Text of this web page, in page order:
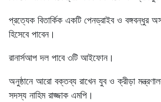
প্রত্যেক বিতা‌র্কিক এক‌টি পেনড্রাইব ও বঙ্গবন্ধুর
হিসেবে পাবেন।
রানার্সআপ দল পাবে ৩টি আইফোন।
অনুষ্ঠানে আরো বক্তব্য রাখেন যুব ও ক্রীড়া
সদস্য না‌হিম রাজ্জাক এমপি।